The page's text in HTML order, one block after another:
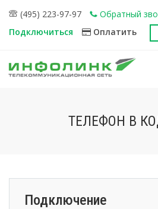
(495) 223-97-97
Обратный
Подключиться
Оплатить
ТЕЛЕФОН В
Подключение